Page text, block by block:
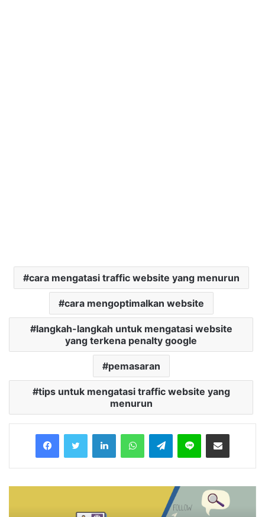
cara mengatasi traffic website yang menurun
cara mengoptimalkan website
langkah-langkah untuk mengatasi website
yang terkena penalty google
pemasaran
tips untuk mengatasi traffic website yang
menurun
Telegram